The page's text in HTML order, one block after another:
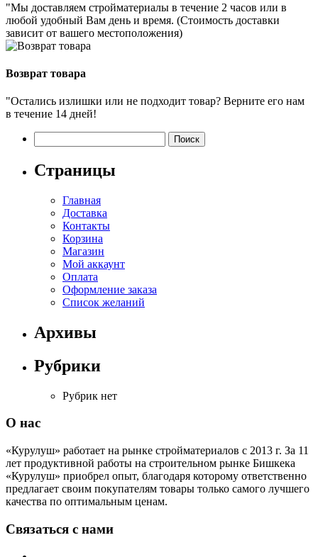
"Мы доставляем стройматериалы в течение 2 часов или в
любой удобный Вам день и время. (Стоимость доставки
зависит от вашего местоположения)
Возврат товара
"Остались излишки или не подходит товар? Верните его нам
в течение 14 дней!
Страницы
Главная
Доставка
Контакты
Корзина
Магазин
Мой аккаунт
Оплата
Оформление заказа
Список желаний
Архивы
Рубрики
Рубрик нет
О нас
«Курулуш» работает на рынке стройматериалов с 2013 г. За 11
лет продуктивной работы на строительном рынке Бишкека
«Курулуш» приобрел опыт, благодаря которому ответственно
предлагает своим покупателям товары только самого лучшего
качества по оптимальным ценам.
Связаться с нами